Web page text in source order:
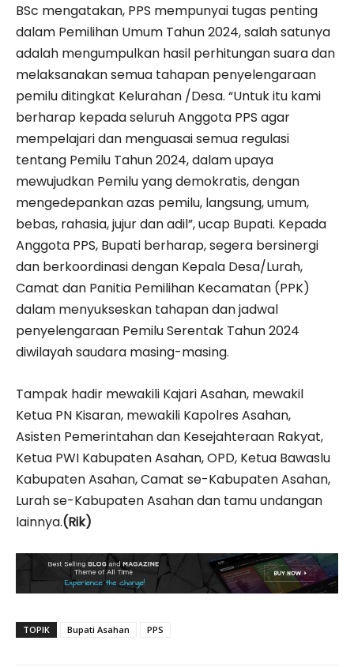
BSc mengatakan, PPS mempunyai tugas penting
dalam Pemilihan Umum Tahun 2024, salah satunya
adalah mengumpulkan hasil perhitungan suara dan
melaksanakan semua tahapan penyelengaraan
pemilu ditingkat Kelurahan /Desa. “Untuk itu kami
berharap kepada seluruh Anggota PPS agar
mempelajari dan menguasai semua regulasi
tentang Pemilu Tahun 2024, dalam upaya
mewujudkan Pemilu yang demokratis, dengan
mengedepankan azas pemilu, langsung, umum,
bebas, rahasia, jujur dan adil”, ucap Bupati. Kepada
Anggota PPS, Bupati berharap, segera bersinergi
dan berkoordinasi dengan Kepala Desa/Lurah,
Camat dan Panitia Pemilihan Kecamatan (PPK)
dalam menyukseskan tahapan dan jadwal
penyelengaraan Pemilu Serentak Tahun 2024
diwilayah saudara masing-masing.
Tampak hadir mewakili Kajari Asahan, mewakil
Ketua PN Kisaran, mewakili Kapolres Asahan,
Asisten Pemerintahan dan Kesejahteraan Rakyat,
Ketua PWI Kabupaten Asahan, OPD, Ketua Bawaslu
Kabupaten Asahan, Camat se-Kabupaten Asahan,
Lurah se-Kabupaten Asahan dan tamu undangan
lainnya.(Rik)
TOPIK Bupati Asahan PPS